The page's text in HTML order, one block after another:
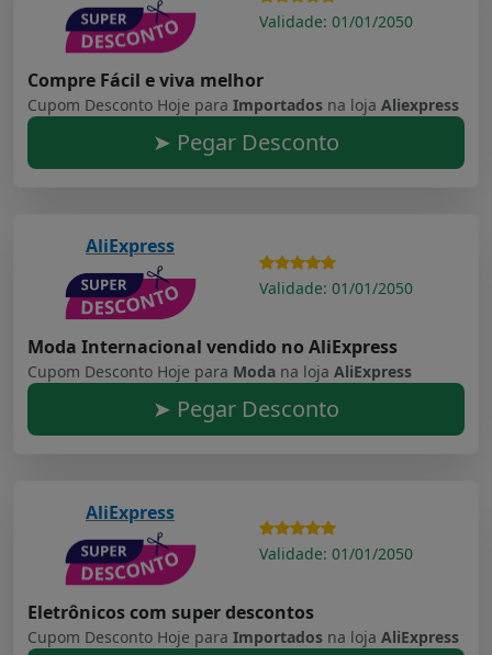
Validade: 01/01/2050
Compre Fácil e viva melhor
Cupom Desconto Hoje para Importados na loja Aliexpress
➤ Pegar Desconto
AliExpress
Validade: 01/01/2050
Moda Internacional vendido no AliExpress
Cupom Desconto Hoje para Moda na loja AliExpress
➤ Pegar Desconto
AliExpress
Validade: 01/01/2050
Eletrônicos com super descontos
Cupom Desconto Hoje para Importados na loja AliExpress